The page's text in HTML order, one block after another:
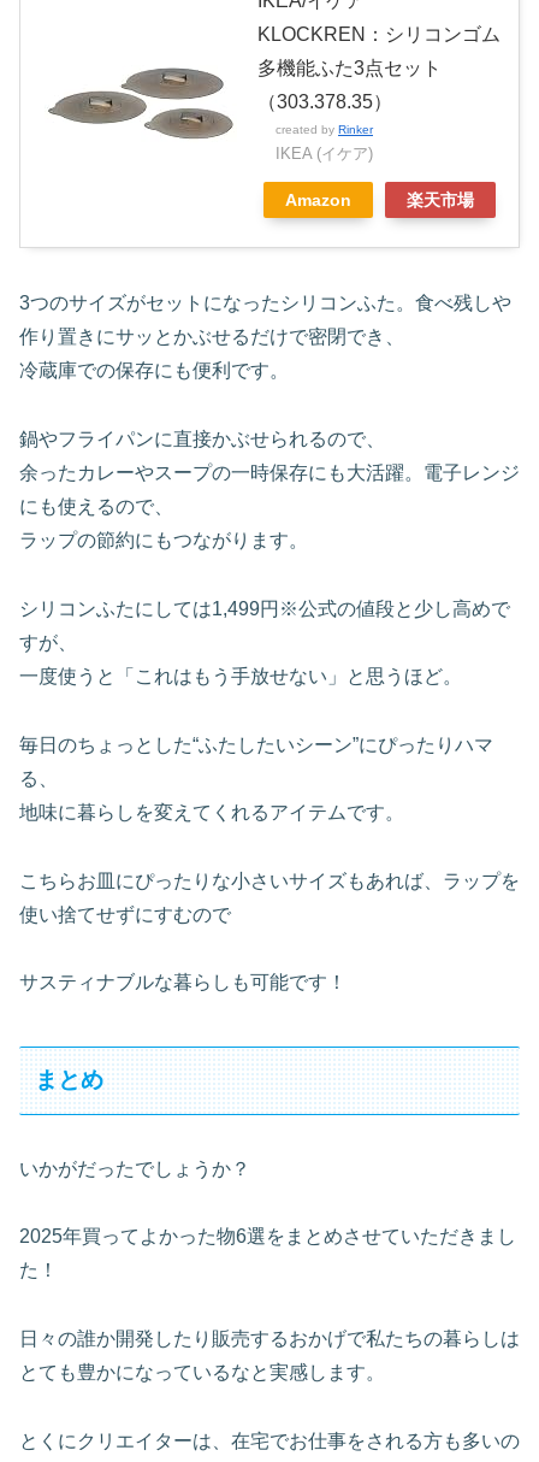
KLOCKREN：シリコンゴム
多機能ふた3点セット
（303.378.35）
created by Rinker
IKEA (イケア)
Amazon 楽天市場
3つのサイズがセットになったシリコンふた。食べ残しや
作り置きにサッとかぶせるだけで密閉でき、
冷蔵庫での保存にも便利です。
鍋やフライパンに直接かぶせられるので、
余ったカレーやスープの一時保存にも大活躍。電子レンジ
にも使えるので、
ラップの節約にもつながります。
シリコンふたにしては1,499円※公式の値段と少し高めで
すが、
一度使うと「これはもう手放せない」と思うほど。
毎日のちょっとした“ふたしたいシーン”にぴったりハマ
る、
地味に暮らしを変えてくれるアイテムです。
こちらお皿にぴったりな小さいサイズもあれば、ラップを
使い捨てせずにすむので
サスティナブルな暮らしも可能です！
まとめ
いかがだったでしょうか？
2025年買ってよかった物6選をまとめさせていただきまし
た！
日々の誰か開発したり販売するおかげで私たちの暮らしは
とても豊かになっているなと実感します。
とくにクリエイターは、在宅でお仕事をされる方も多いの